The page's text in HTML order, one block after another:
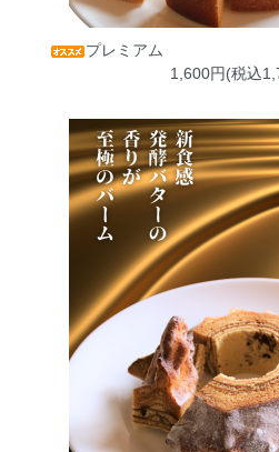
プレ
1,600円(税込